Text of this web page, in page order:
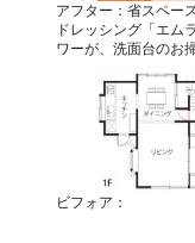
アフター：省スペー
ドレッシング「エム
ワーが、洗面台のお
ビフォア：